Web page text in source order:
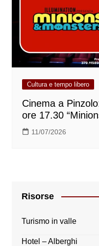
Cultura e tempo libero
Cinema a
ore 17.30
11/07/2026
Risorse
Turismo in valle
Hotel – Alberghi